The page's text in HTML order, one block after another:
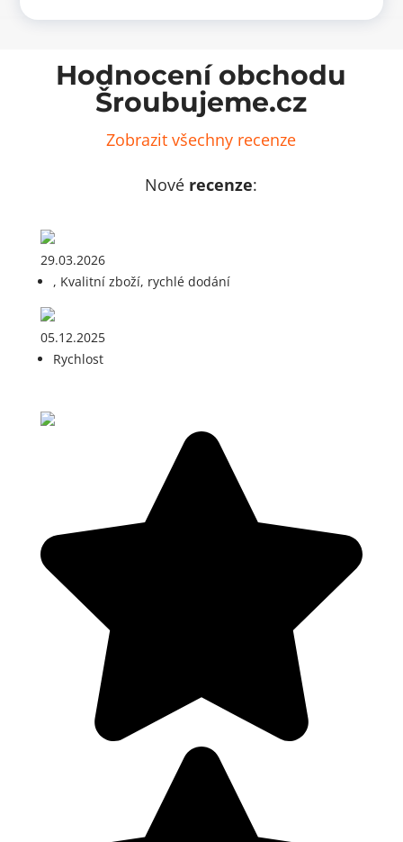
ks)
ks)
Hodnocení obchodu
Šroubujeme.cz
Zobrazit všechny recenze
Nové recenze:
29.03.2026
, Kvalitní zboží, rychlé dodání
05.12.2025
Rychlost